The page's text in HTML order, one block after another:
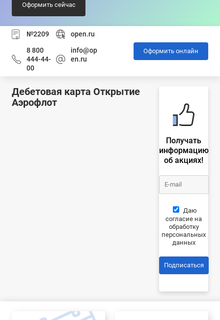
Оформить сейчас
№2209 open.ru
8 800
444-44-
00
info@op
en.ru
Оформить онлайн
Дебетовая карта Открытие
Аэрофлот
Получать
информацию
об акциях!
Даю
согласие на
обработку
персональных
данных
Подписаться